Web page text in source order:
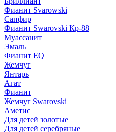
Фианит Svarowski
Сапфир
Фианит Swarovski Кр-88
Муассанит
Эмаль
Фианит EQ
Жемчуг
Янтарь
Агат
Фианит
Жемчуг Swarovski
Аметис
Для детей золотые
Для детей серебряные